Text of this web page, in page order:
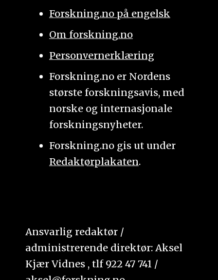
Forskning.no på engelsk
Om forskning.no
Personvernerklæring
Forskning.no er Nordens
største forskningsavis, med
norske og internasjonale
forskningsnyheter.
Forskning.no gis ut under
Redaktørplakaten.
Ansvarlig redaktør /
administrerende direktør: Aksel
Kjær Vidnes , tlf 922 47 741 /